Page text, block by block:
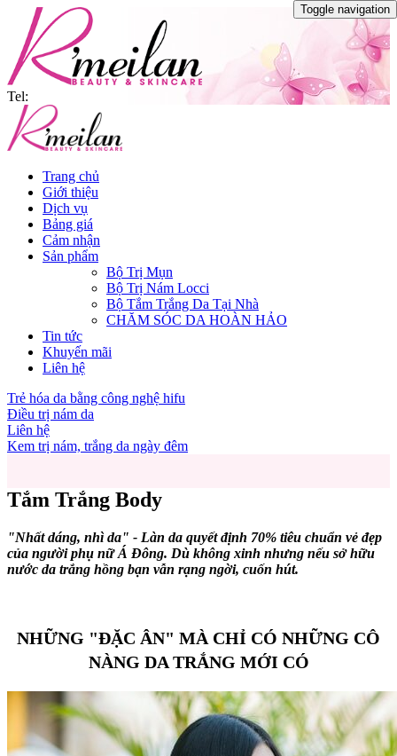
Tel:
Toggle navigation
Trang chủ
Giới thiệu
Dịch vụ
Bảng giá
Cảm nhận
Sản phẩm
Bộ Trị Mụn
Bộ Trị Nám Locci
Bộ Tắm Trắng Da Tại Nhà
CHĂM SÓC DA HOÀN HẢO
Tin tức
Khuyến mãi
Liên hệ
Trẻ hóa da bằng công nghệ hifu
Điều trị nám da
Liên hệ
Kem trị nám, trắng da ngày đêm
Tắm Trắng Body
"Nhất dáng, nhì da" - Làn da quyết định 70% tiêu chuẩn vẻ đẹp
của người phụ nữ Á Đông. Dù không xinh nhưng nếu sở hữu
nước da trắng hồng bạn vẫn rạng ngời, cuốn hút.
NHỮNG "ĐẶC ÂN" MÀ CHỈ CÓ NHỮNG CÔ
NÀNG DA TRẮNG MỚI CÓ